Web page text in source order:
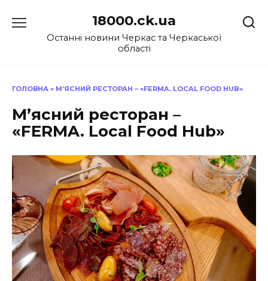
до
18000.ck.ua
Останні новини Черкас та Черкаської
області
ГОЛОВНА » М’ЯСНИЙ РЕСТОРАН – «FERMA. LOCAL FOOD HUB»
М’ясний ресторан –
«FERMA. Local Food Hub»